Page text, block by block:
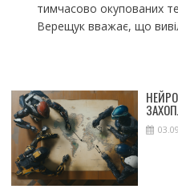
тимчасово окупованих
Верещук вважає, що